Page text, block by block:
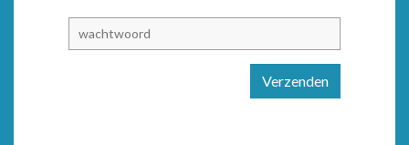
Verzenden